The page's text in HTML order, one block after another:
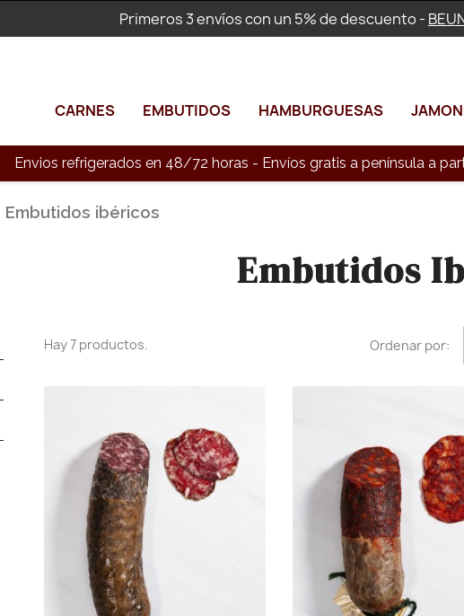
Primeros 3 envíos con un 5% de descuento -
CARNES EMBUTIDOS HAMBURGUESAS
Envios refrigerados en 48/72 horas - Envíos gratis a península a
Embutidos ibéricos
Embutidos
Hay 7 productos. Ordenar por: